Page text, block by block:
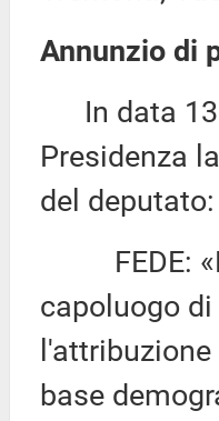
Annunzio di
In data 13
Presidenza
del deputato:
FEDE:
capoluogo
base